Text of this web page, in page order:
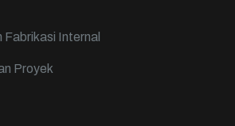
Fabrikasi Internal
Proyek